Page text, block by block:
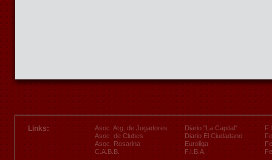
Links:
Asoc. Arg. de Jugadores
Asoc. de Clubes
Asoc. Rosarina
C.A.B.B.
Diario "La Capital"
Diario El Ciudadano
Euroliga
F.I.B.A.